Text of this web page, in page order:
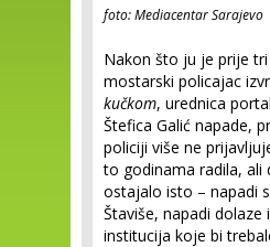
foto: Mediacentar Sarajevo
Nakon što ju je prije
mostarski policajac
kučkom, urednica
Štefica Galić napade,
policiji više ne
to godinama radila, ali
ostajalo isto – napadi
Štaviše, napadi dolaze
institucija koje bi